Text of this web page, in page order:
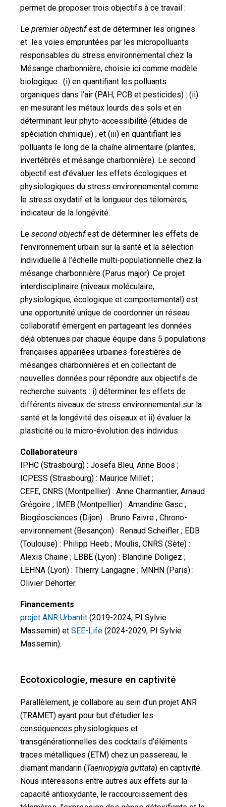
permet de proposer trois objectifs à ce travail :
Le premier objectifest de déterminer les origines
et les voies empruntées par les micropolluants
responsables du stress environnemental chez la
Mésange charbonnière, choisie ici comme modèle
biologique : (i) en quantifiant les polluants
organiques dans l’air (PAH, PCB et pesticides) : (ii)
en mesurant les métaux lourds des sols et en
déterminant leur phyto-accessibilité (études de
spéciation chimique) ; et (iii) en quantifiant les
polluants le long de la chaîne alimentaire (plantes,
invertébrés et mésange charbonnière). Le second
objectif est d’évaluer les effets écologiques et
physiologiques du stress environnemental comme
le stress oxydatif et la longueur des télomères,
indicateur de la longévité.
Le second objectifest de déterminer les effets de
l’environnement urbain sur la santé et la sélection
individuelle à l’échelle multi-populationnelle chez la
mésange charbonnière (Parus major). Ce projet
interdisciplinaire (niveaux moléculaire,
physiologique, écologique et comportemental) est
une opportunité unique de coordonner un réseau
collaboratif émergent en partageant les données
déjà obtenues par chaque équipe dans 5 populations
françaises appariées urbaines-forestières de
mésanges charbonnières et en collectant de
nouvelles données pour répondre aux objectifs de
recherche suivants : i) déterminer les effets de
différents niveaux de stress environnemental sur la
santé et la longévité des oiseaux et ii) évaluer la
plasticité ou la micro-évolution des individus.
Collaborateurs
IPHC (Strasbourg) : Josefa Bleu, Anne Boos ;
ICPESS (Strasbourg) : Maurice Millet ;
CEFE, CNRS (Montpellier) : Anne Charmantier, Arnaud
Grégoire ; IMEB (Montpellier) : Amandine Gasc ;
Biogéosciences (Dijon) : Bruno Faivre ; Chrono-
environnement (Besançon) : Renaud Scheifler ; EDB
(Toulouse) : Philipp Heeb ; Moulis, CNRS (Sète) :
Alexis Chaine ; LBBE (Lyon) : Blandine Doligez ;
LEHNA (Lyon) : Thierry Langagne ; MNHN (Paris) :
Olivier Dehorter.
Financements
projet ANR Urbantit (2019-2024, PI Sylvie
Massemin) et SEE-Life (2024-2029, PI Sylvie
Massemin).
Ecotoxicologie, mesure en captivité
Parallèlement, je collabore au sein d’un projet ANR
(TRAMET) ayant pour but d’étudier les
conséquences physiologiques et
transgénérationnelles des cocktails d’éléments
traces métalliques (ETM) chez un passereau, le
diamant mandarin (Taeniopygia guttata) en captivité.
Nous intéressons entre autres aux effets sur la
capacité antioxydante, le raccourcissement des